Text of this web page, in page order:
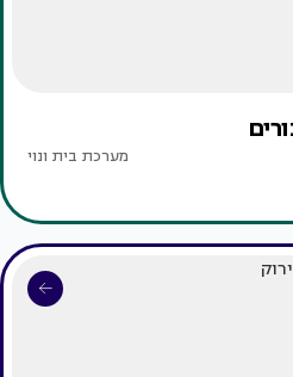
מערכת בית ונוי